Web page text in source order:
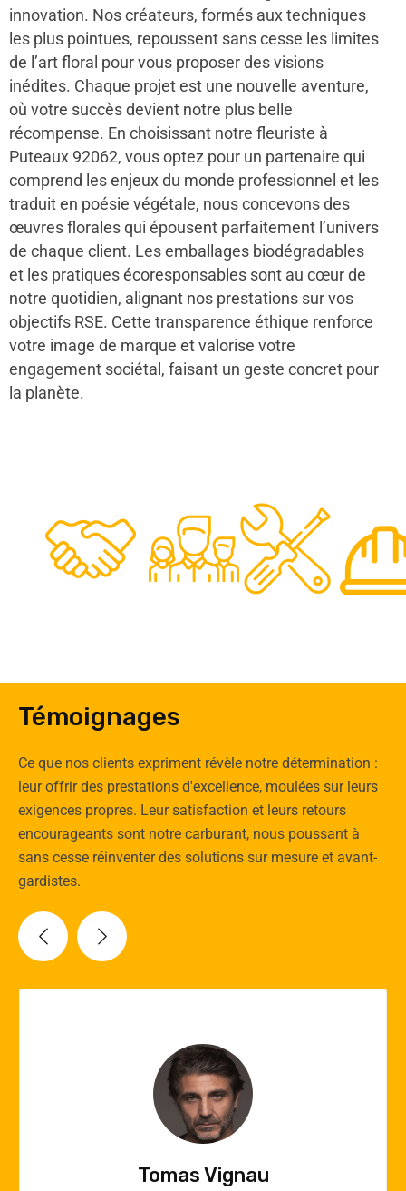
innovation. Nos créateurs, formés aux techniques
les plus pointues, repoussent sans cesse les limites
de l’art floral pour vous proposer des visions
inédites. Chaque projet est une nouvelle aventure,
où votre succès devient notre plus belle
récompense. En choisissant notre fleuriste à
Puteaux 92062, vous optez pour un partenaire qui
comprend les enjeux du monde professionnel et les
traduit en poésie végétale, nous concevons des
œuvres florales qui épousent parfaitement l’univers
de chaque client. Les emballages biodégradables
et les pratiques écoresponsables sont au cœur de
notre quotidien, alignant nos prestations sur vos
objectifs RSE. Cette transparence éthique renforce
votre image de marque et valorise votre
engagement sociétal, faisant un geste concret pour
la planète.
48
0
50
Experts
Témoignages
Ce que nos clients expriment révèle notre détermination :
leur offrir des prestations d'excellence, moulées sur leurs
exigences propres. Leur satisfaction et leurs retours
encourageants sont notre carburant, nous poussant à
sans cesse réinventer des solutions sur mesure et avant-
gardistes.
Vincent Quere